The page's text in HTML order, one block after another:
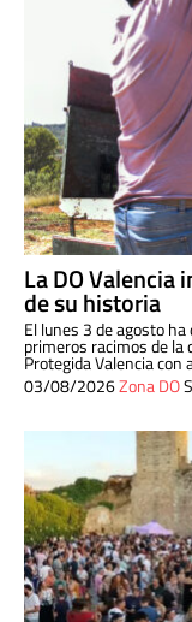
La DO
de su historia
El lunes 3 de agosto
primeros racimos de la
Protegida Valencia
03/08/2026Zona DO